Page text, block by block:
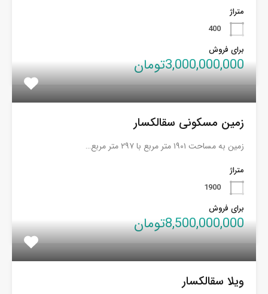
متراژ
400
برای فروش
3,000,000,000تومان
زمین مسکونی سقالکسار
زمین به مساحت ۱۹۰۱ متر مربع با ۲۹۷ متر مربع…
متراژ
1900
برای فروش
8,500,000,000تومان
ویلا سقالکسار